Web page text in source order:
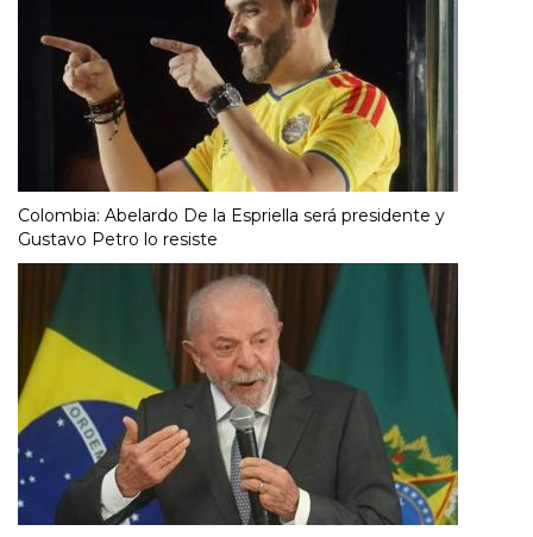
Colombia: Abelardo De la Espriella será presidente y
Gustavo Petro lo resiste